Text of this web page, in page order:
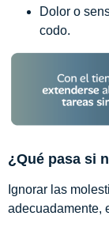
Dolor o
codo.
¿Qué pasa si
Ignorar las
adecuadamente,